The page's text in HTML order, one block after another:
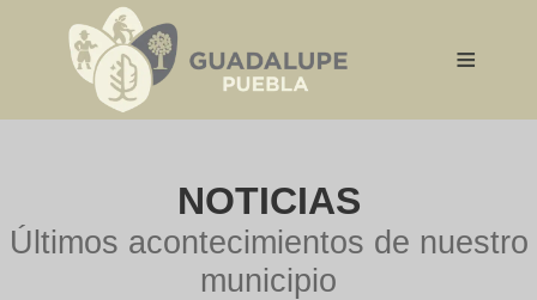
≡
NOTICIAS
Últimos acontecimientos de nuestro
municipio